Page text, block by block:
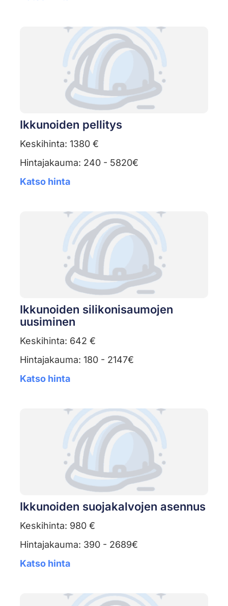
Ikkunoiden pellitys
Keskihinta: 1380 €
Hintajakauma: 240 - 5820€
Katso hinta
Ikkunoiden silikonisaumojen
uusiminen
Keskihinta: 642 €
Hintajakauma: 180 - 2147€
Katso hinta
Ikkunoiden suojakalvojen asennus
Keskihinta: 980 €
Hintajakauma: 390 - 2689€
Katso hinta